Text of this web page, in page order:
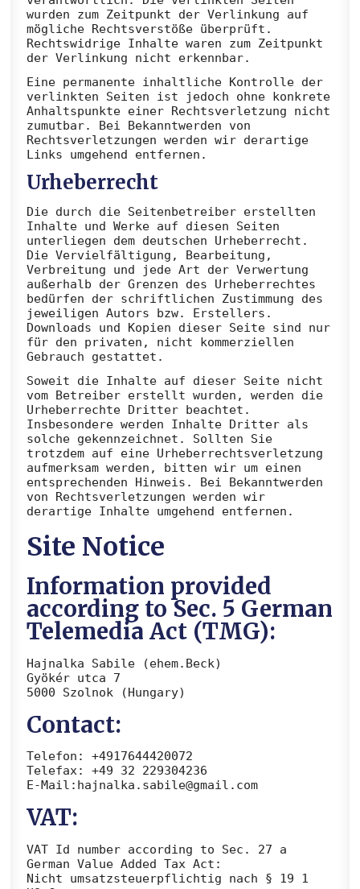
wurden zum Zeitpunkt der Verlinkung auf
mögliche Rechtsverstöße überprüft.
Rechtswidrige Inhalte waren zum Zeitpunkt
der Verlinkung nicht erkennbar.
Eine permanente inhaltliche Kontrolle der
verlinkten Seiten ist jedoch ohne konkrete
Anhaltspunkte einer Rechtsverletzung nicht
zumutbar. Bei Bekanntwerden von
Rechtsverletzungen werden wir derartige
Links umgehend entfernen.
Urheberrecht
Die durch die Seitenbetreiber erstellten
Inhalte und Werke auf diesen Seiten
unterliegen dem deutschen Urheberrecht.
Die Vervielfältigung, Bearbeitung,
Verbreitung und jede Art der Verwertung
außerhalb der Grenzen des Urheberrechtes
bedürfen der schriftlichen Zustimmung des
jeweiligen Autors bzw. Erstellers.
Downloads und Kopien dieser Seite sind nur
für den privaten, nicht kommerziellen
Gebrauch gestattet.
Soweit die Inhalte auf dieser Seite nicht
vom Betreiber erstellt wurden, werden die
Urheberrechte Dritter beachtet.
Insbesondere werden Inhalte Dritter als
solche gekennzeichnet. Sollten Sie
trotzdem auf eine Urheberrechtsverletzung
aufmerksam werden, bitten wir um einen
entsprechenden Hinweis. Bei Bekanntwerden
von Rechtsverletzungen werden wir
derartige Inhalte umgehend entfernen.
Site Notice
Information provided
according to Sec. 5 German
Telemedia Act (TMG):
Hajnalka Sabile (ehem.Beck)
Gyökér utca 7
5000 Szolnok (Hungary)
Contact:
Telefon: +4917644420072
Telefax: +49 32 229304236
E-Mail:hajnalka.sabile@gmail.com
VAT:
VAT Id number according to Sec. 27 a
German Value Added Tax Act:
Nicht umsatzsteuerpflichtig nach § 19 1